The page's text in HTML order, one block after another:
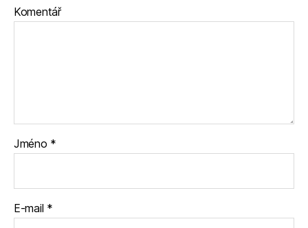
Komentář
Jméno *
E-mail *